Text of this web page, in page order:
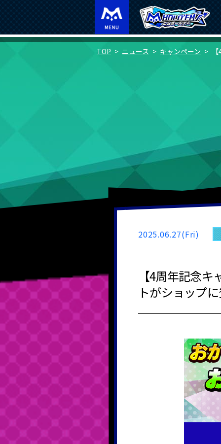
TOP ニュース キャンペーン
2025.06.27(Fri)
【4周年記念
トがショップ